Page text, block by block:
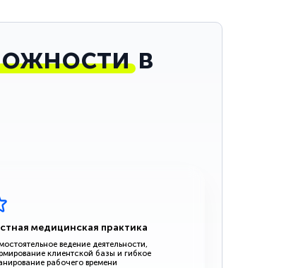
в
медицинская практика
ведение деятельности,
клиентской базы и гибкое
рабочего времени